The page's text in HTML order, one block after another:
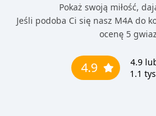
Pokaż swoją miłość,
Jeśli podoba Ci się nasz M4A do
ocenę 5
4.9 4.9
1.1